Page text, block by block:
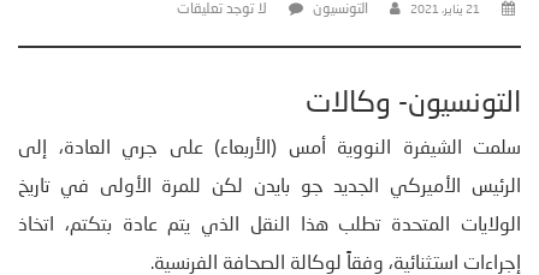
21 يناير، 2021 التونسيون لا توجد تعليقات
التونسيون- وكالات
سلمت الشيفرة النووية أمس (الأربعاء) على جري العادة، إلى
الرئيس الأميركي الجديد جو بايدن لكن للمرة الأولى في تاريخ
الولايات المتحدة تطلب هذا النقل الذي يتم عادة بتكتم، اتخاذ
إجراءات استثنائية، وفقاً لوكالة الصحافة الفرنسية.